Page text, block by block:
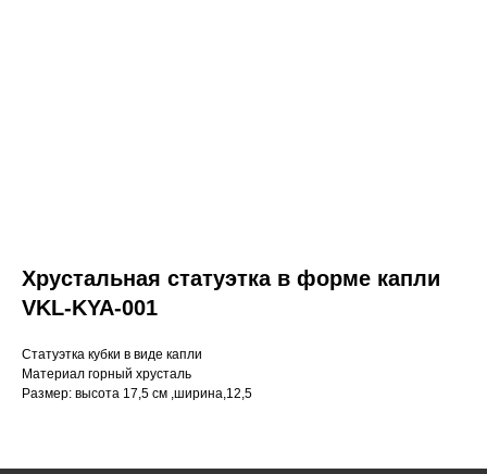
Хрустальная статуэтка в форме капли
VKL-KYA-001
Статуэтка кубки в виде капли
Материал горный хрусталь
Размер: высота 17,5 см ,ширина,12,5